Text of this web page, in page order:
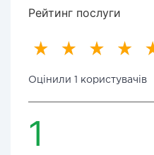
Рейтинг послуги
Оцінили 1 користувачів
1